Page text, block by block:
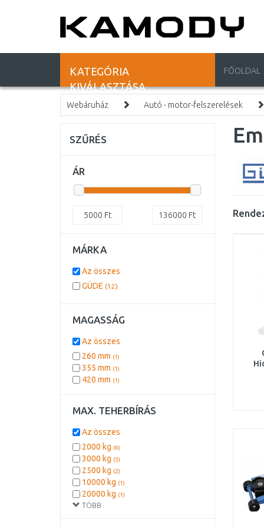
KATEGÓRIA
KIVÁLASZTÁSA
FŐOLDAL
Webáruház Autó - motor-felszerelések
SZŰRÉS
ÁR
5000 Ft 136000 Ft
MÁRKA
Az összes
GÜDE (12)
MAGASSÁG
Az összes
260 mm (1)
355 mm (1)
420 mm (1)
MAX. TEHERBÍRÁS
TÖBB
Az összes
2000 kg (4)
3000 kg (3)
2500 kg (2)
10000 kg (1)
20000 kg (1)
5000 kg